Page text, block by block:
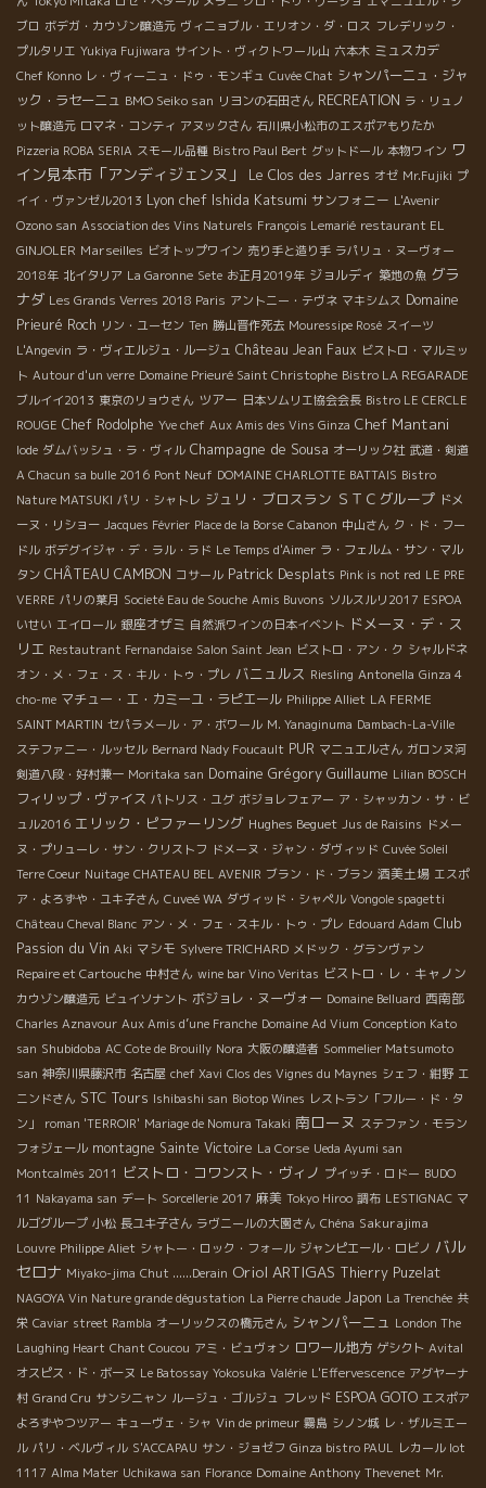
ブロ ボデガ・カウゾン醸造元 ヴィニョブル・エリオン・ダ・ロス フレデリック・
プルタリエ Yukiya Fujiwara サイント・ヴィクトワール山 六本木 ミュスカデ
Chef Konno レ・ヴィーニュ・ドゥ・モンギュ Cuvée Chat シャンパーニュ・ジャ
ック・ラセーニュ BMO Seiko san リヨンの石田さん RECREATION ラ・リュノ
ット醸造元 ロマネ・コンティ アヌックさん 石川県小松市のエスポアもりたか
Pizzeria ROBA SERIA スモール品種 Bistro Paul Bert グットドール 本物ワイン ワ
イン見本市「アンディジェンヌ」
Le Clos des Jarres オゼ Mr.Fujiki プ
イイ・ヴァンゼル2013 Lyon chef Ishida Katsumi サンフォニー L'Avenir
Ozono san Association des Vins Naturels François Lemarié restaurant EL
GINJOLER Marseilles ビオトップワイン 売り手と造り手 ラパリュ・ヌーヴォー
2018年 北イタリア La Garonne Sete お正月2019年 ジョルディ 築地の魚 グラ
ナダ Les Grands Verres 2018 Paris アントニー・テヴネ マキシムス Domaine
Prieuré Roch リン・ユーセン Ten 勝山晋作死去 Mouressipe Rosé スイーツ
L'Angevin ラ・ヴィエルジュ・ルージュ Château Jean Faux ビストロ・マルミッ
ト Autour d'un verre Domaine Prieuré Saint Christophe Bistro LA REGARADE
ブルイイ2013 東京のリョウさん ツアー 日本ソムリエ協会会長 Bistro LE CERCLE
ROUGE Chef Rodolphe Yve chef Aux Amis des Vins Ginza Chef Mantani
Iode ダムバッシュ・ラ・ヴィル Champagne de Sousa オーリック社 武道・剣道
A Chacun sa bulle 2016 Pont Neuf DOMAINE CHARLOTTE BATTAIS Bistro
Nature MATSUKI パリ・シャトレ ジュリ・ブロスラン ＳＴＣグループ ドメ
ーヌ・リショー Jacques Février Place de la Borse Cabanon 中山さん ク・ド・フー
ドル ボデグイジャ・デ・ラル・ラド Le Temps d'Aimer ラ・フェルム・サン・マル
タン CHÂTEAU CAMBON コサール Patrick Desplats Pink is not red LE PRE
VERRE パリの葉月 Societé Eau de Souche Amis Buvons ソルスルリ2017 ESPOA
いせい エイロール 銀座オザミ 自然派ワインの日本イベント ドメーヌ・デ・ス
リエ Restautrant Fernandaise Salon Saint Jean ビストロ・アン・ク シャルドネ
オン・メ・フェ・ス・キル・トゥ・プレ バニュルス Riesling Antonella Ginza 4
cho-me マチュー・エ・カミーユ・ラピエール Philippe Alliet LA FERME
SAINT MARTIN セパラメール・ア・ボワール M. Yanaginuma Dambach-La-Ville
ステファニー・ルッセル Bernard Nady Foucault PUR マニュエルさん ガロンヌ河
剣道八段・好村兼一 Moritaka san Domaine Grégory Guillaume Lilian BOSCH
フィリップ・ヴァイス パトリス・ユグ ボジョレフェアー ア・シャッカン・サ・ビ
ュル2016 エリック・ピファーリング Hughes Beguet Jus de Raisins ドメー
ヌ・プリューレ・サン・クリストフ ドメーヌ・ジャン・ダヴィッド Cuvée Soleil
Terre Coeur Nuitage CHATEAU BEL AVENIR ブラン・ド・ブラン 酒美土場 エスポ
ア・よろずや・ユキ子さん Cuveé WA ダヴィッド・シャペル Vongole spagetti
Château Cheval Blanc アン・メ・フェ・スキル・トゥ・プレ Edouard Adam Club
Passion du Vin Aki マシモ Sylvere TRICHARD メドック・グランヴァン
Repaire et Cartouche 中村さん wine bar Vino Veritas ビストロ・レ・キャノン
カウゾン醸造元 ビュイソナント ボジョレ・ヌーヴォー Domaine Belluard 西南部
Charles Aznavour Aux Amis d’une Franche Domaine Ad Vium Conception Kato
san Shubidoba AC Cote de Brouilly Nora 大阪の醸造者 Sommelier Matsumoto
san 神奈川県藤沢市 名古屋 chef Xavi Clos des Vignes du Maynes シェフ・紺野 エ
ニンドさん STC Tours Ishibashi san Biotop Wines レストラン「フルー・ド・タ
ン」
roman 'TERROIR' Mariage de Nomura Takaki 南ローヌ ステファン・モラン
フォジェール montagne Sainte Victoire La Corse Ueda Ayumi san
Montcalmès 2011 ビストロ・コワンスト・ヴィノ プイッチ・ロドー BUDO
11 Nakayama san デート Sorcellerie 2017 麻美 Tokyo Hiroo 調布 LESTIGNAC マ
ルゴグループ 小松 長ユキ子さん ラヴニールの大園さん Chéna Sakurajima
Louvre Philippe Aliet シャトー・ロック・フォール ジャンピエール・ロビノ バル
セロナ Miyako-jima Chut ......Derain Oriol ARTIGAS Thierry Puzelat
NAGOYA Vin Nature grande dégustation La Pierre chaude Japon La Trenchée 共
栄 Caviar street Rambla オーリックスの橋元さん シャンパーニュ London The
Laughing Heart Chant Coucou アミ・ビュヴォン ロワール地方 ゲシクト Avital
オスピス・ド・ボーヌ Le Batossay Yokosuka Valérie L'Effervescence アグヤーナ
村 Grand Cru サンシニャン ルージュ・ゴルジュ フレッド ESPOA GOTO エスポア
よろずやつツアー キューヴェ・シャ Vin de primeur 霧島 シノン城 レ・ザルミエー
ル パリ・ベルヴィル S'ACCAPAU サン・ジョゼフ Ginza bistro PAUL レカール lot
1117 Alma Mater Uchikawa san Florance Domaine Anthony Thevenet Mr.